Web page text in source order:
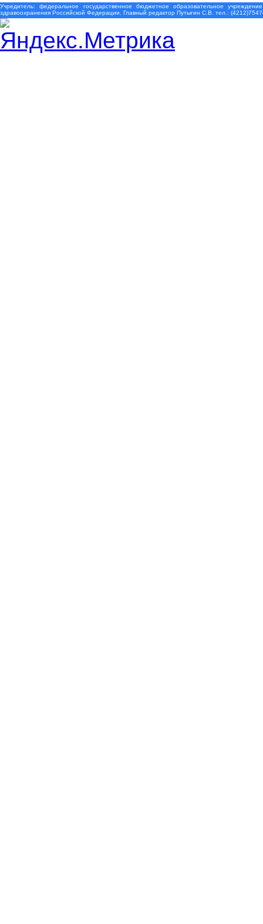
Учредитель: федеральное государственное бюджетное образовательное
здравоохранения Российской Федерации. Главный редактор Путыгин С.В. тел.: